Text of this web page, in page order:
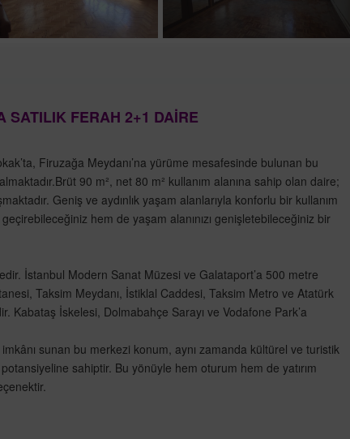
SATILIK FERAH 2+1 DAİRE
Firuzağa Meydanı’na yürüme mesafesinde bulunan bu
90 m², net 80 m² kullanım alanına sahip olan daire;
Geniş ve aydınlık yaşam alanlarıyla konforlu bir kullanım
hem de yaşam alanınızı genişletebileceğiniz bir
İstanbul Modern Sanat Müzesi ve Galataport’a 500 metre
Taksim Meydanı, İstiklal Caddesi, Taksim Metro ve Atatürk
Kabataş İskelesi, Dolmabahçe Sarayı ve Vodafone Park’a
sunan bu merkezi konum, aynı zamanda kültürel ve turistik
sahiptir. Bu yönüyle hem oturum hem de yatırım